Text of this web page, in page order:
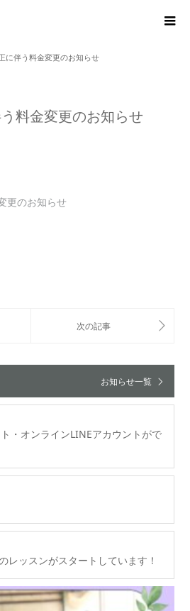
に伴う料金変更のお知らせ
料金変更のお知らせ
更のお知らせ
お知らせ一覧
・オンラインLINEアカウントがで
レッスンがスタートしています！